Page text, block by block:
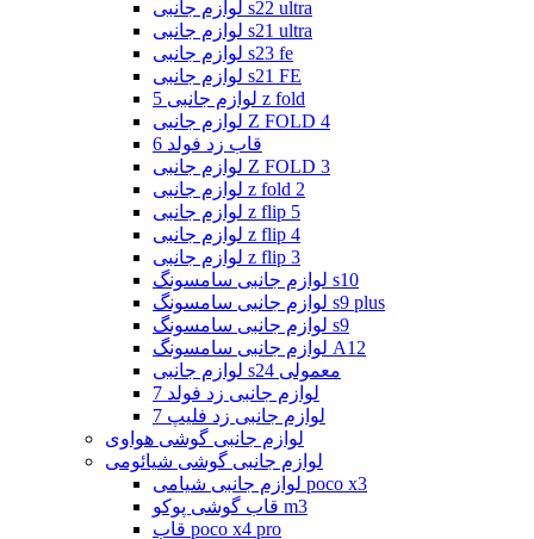
لوازم جانبی s22 ultra
لوازم جانبی s21 ultra
لوازم جانبی s23 fe
لوازم جانبی s21 FE
لوازم جانبی 5 z fold
لوازم جانبی Z FOLD 4
قاب زد فولد 6
لوازم جانبی Z FOLD 3
لوازم جانبی z fold 2
لوازم جانبی z flip 5
لوازم جانبی z flip 4
لوازم جانبی z flip 3
لوازم جانبی سامسونگ s10
لوازم جانبی سامسونگ s9 plus
لوازم جانبی سامسونگ s9
لوازم جانبی سامسونگ A12
لوازم جانبی s24 معمولی
لوازم جانبی زد فولد 7
لوازم جانبی زد فلیپ 7
لوازم جانبی گوشی هواوی
لوازم جانبی گوشی شیائومی
لوازم جانبی شیامی poco x3
قاب گوشی پوکو m3
قاب poco x4 pro